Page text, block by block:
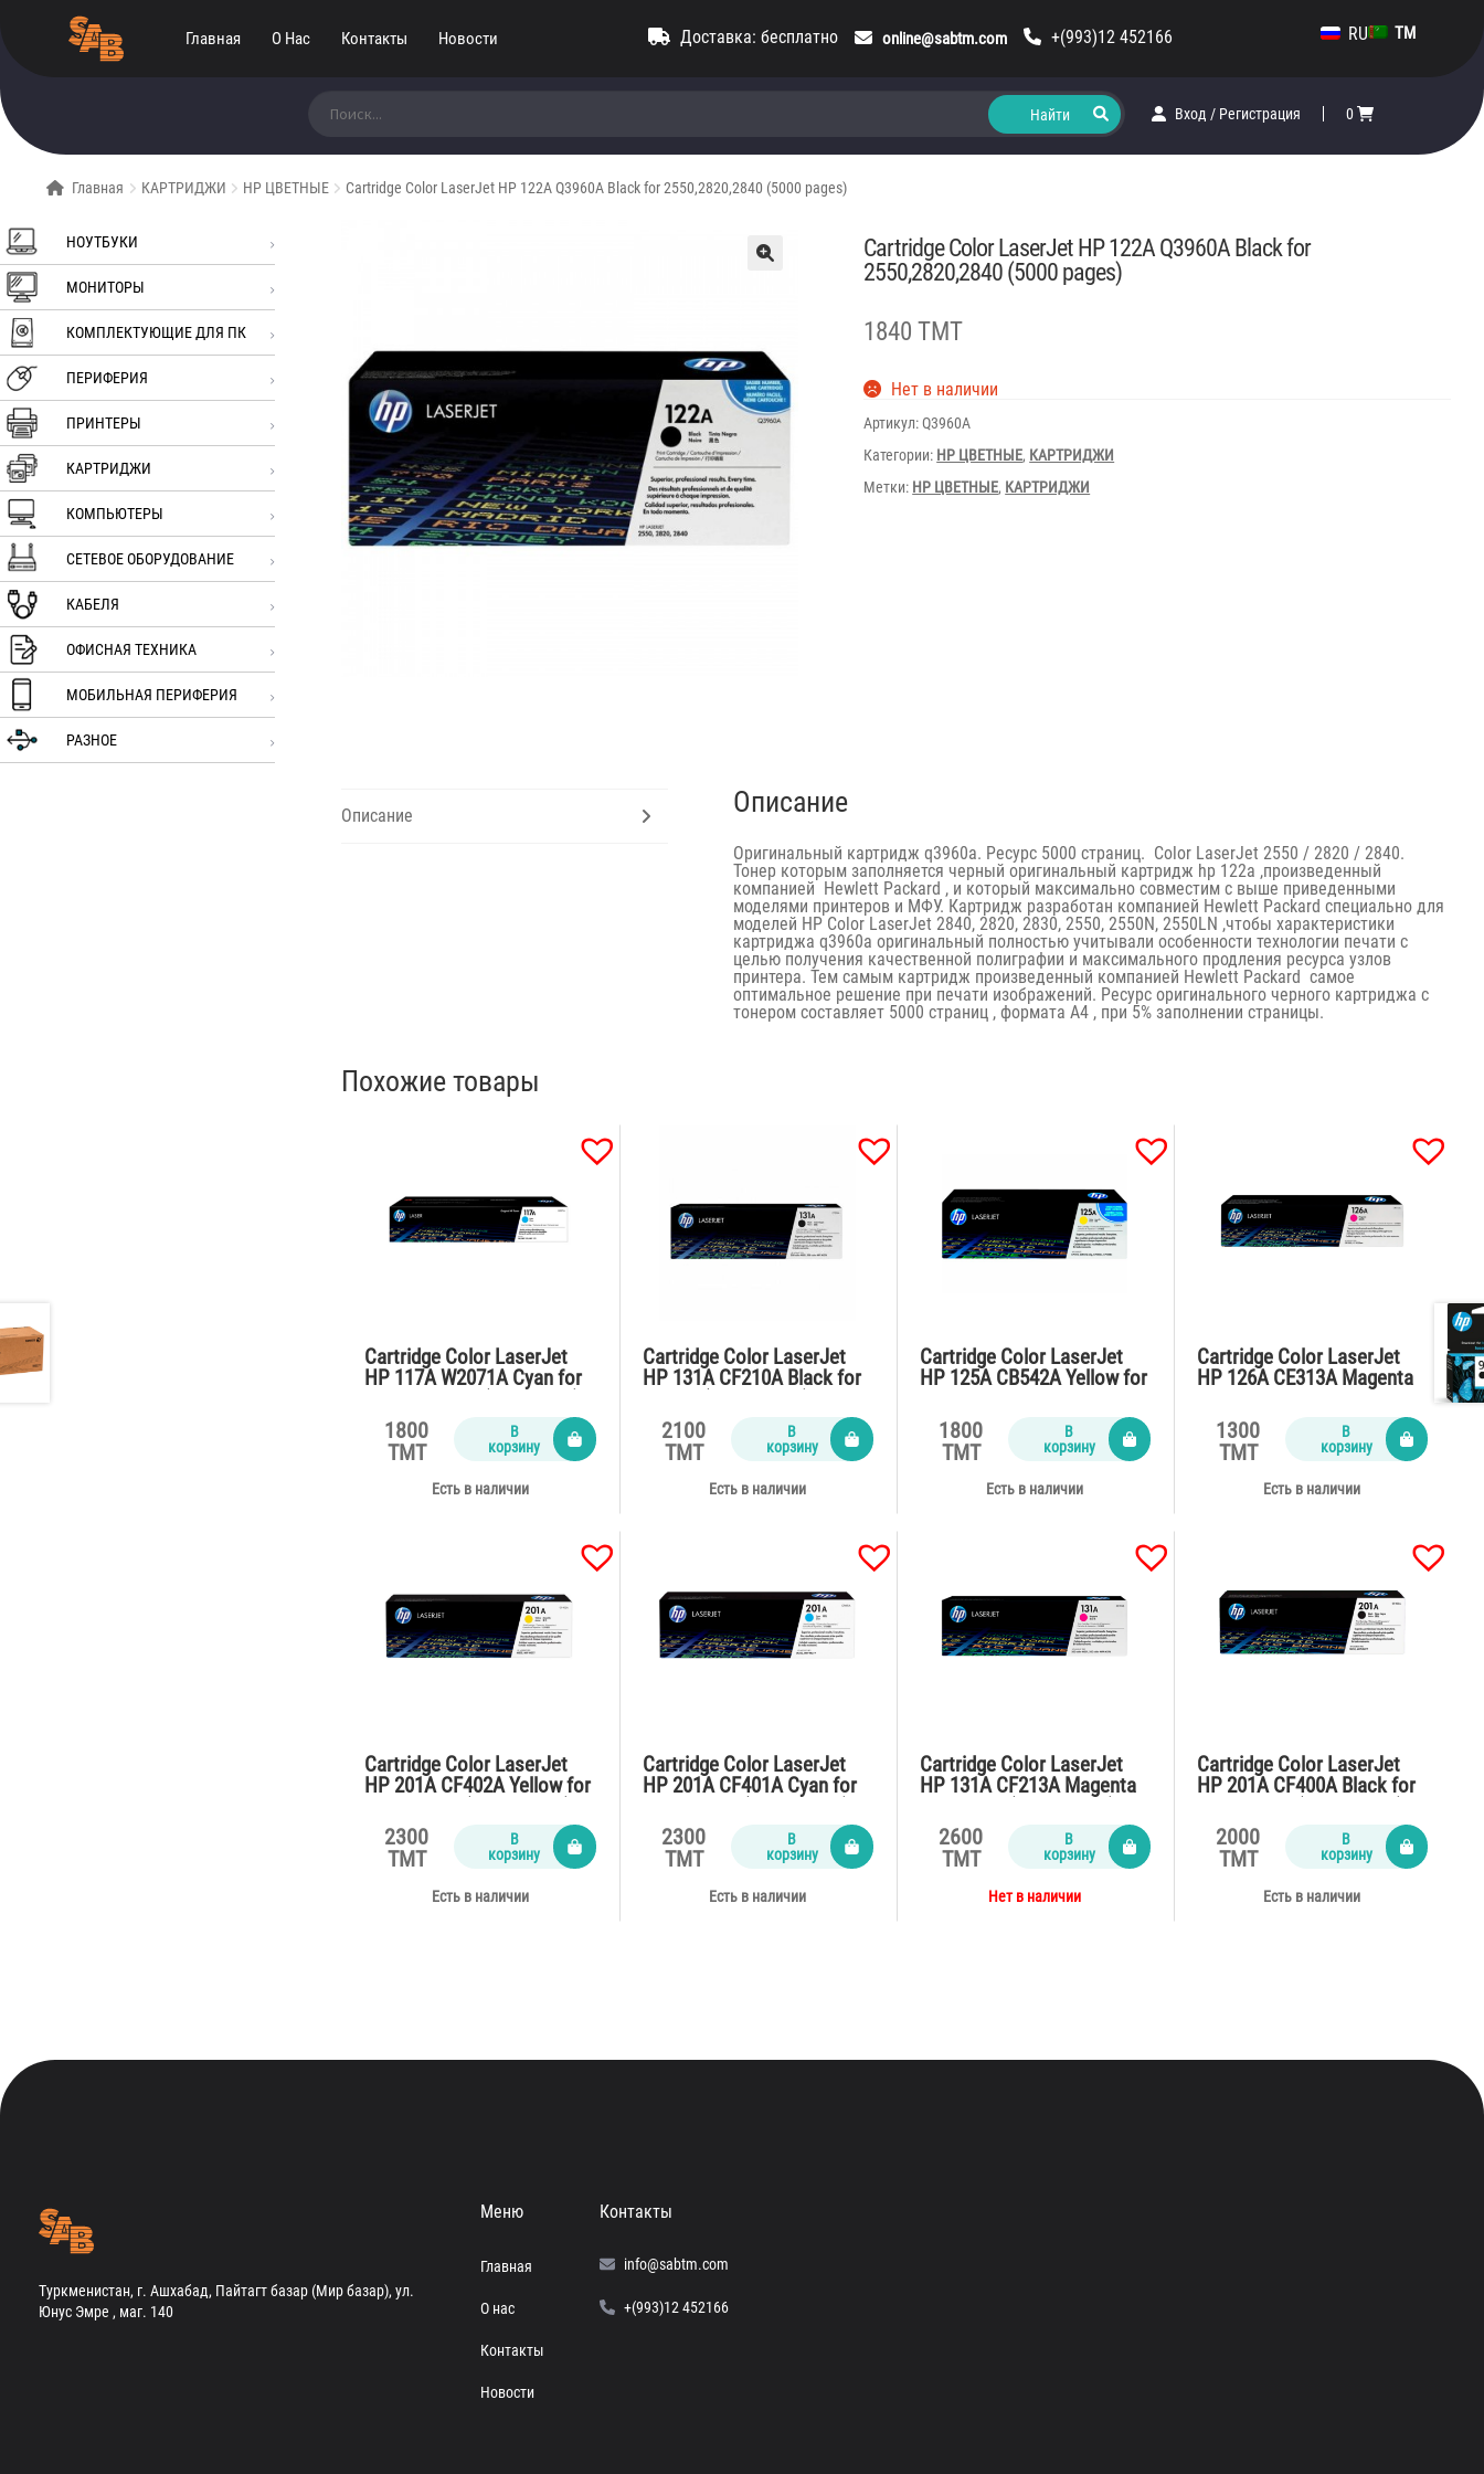
Главная О Нас Контакты Новости Доставка: бесплатно online@sabtm.com +(993)12 452166 RU TM
Вход / Регистрация 0
Главная КАРТРИДЖИ HP ЦВЕТНЫЕ Cartridge Color LaserJet HP 122A Q3960A Black for 2550,2820,2840 (5000 pages)
НОУТБУКИ
МОНИТОРЫ
КОМПЛЕКТУЮЩИЕ ДЛЯ ПК
ПЕРИФЕРИЯ
ПРИНТЕРЫ
КАРТРИДЖИ
КОМПЬЮТЕРЫ
СЕТЕВОЕ ОБОРУДОВАНИЕ
КАБЕЛЯ
ОФИСНАЯ ТЕХНИКА
МОБИЛЬНАЯ ПЕРИФЕРИЯ
РАЗНОЕ
Cartridge Color LaserJet HP 122A Q3960A Black for
2550,2820,2840 (5000 pages)
1840 TMT
Нет в наличии
Артикул:Q3960A
Категории: HP ЦВЕТНЫЕ, КАРТРИДЖИ
Метки: HP ЦВЕТНЫЕ, КАРТРИДЖИ
Описание Описание
Оригинальный картридж q3960a. Ресурс 5000 страниц. Color LaserJet 2550 / 2820 / 2840.
Тонер которым заполняется черный оригинальный картридж hp 122a ,произведенный
компанией Hewlett Packard , и который максимально совместим с выше приведенными
моделями принтеров и МФУ. Картридж разработан компанией Hewlett Packard специально для
моделей HP Color LaserJet 2840, 2820, 2830, 2550, 2550N, 2550LN ,чтобы характеристики
картриджа q3960a оригинальный полностью учитывали особенности технологии печати с
целью получения качественной полиграфии и максимального продления ресурса узлов
принтера. Тем самым картридж произведенный компанией Hewlett Packard самое
оптимальное решение при печати изображений. Ресурс оригинального черного картриджа с
тонером составляет 5000 страниц , формата А4 , при 5% заполнении страницы.
Похожие товары
Cartridge Color LaserJet
HP 117A W2071A Cyan for
1800
TMT
В
корзину
Есть в наличии
Cartridge Color LaserJet
HP 131A CF210A Black for
2100
TMT
В
корзину
Есть в наличии
Cartridge Color LaserJet
HP 125A CB542A Yellow for
(1400 pages)
1800
TMT
В
корзину
Есть в наличии
Cartridge Color LaserJet
HP 126A CE313A Magenta
(1000 pages)
1300
TMT
В
корзину
Есть в наличии
Cartridge Color LaserJet
HP 201A CF402A Yellow for
2300
TMT
В
корзину
Есть в наличии
Cartridge Color LaserJet
HP 201A CF401A Cyan for
2300
TMT
В
корзину
Есть в наличии
Cartridge Color LaserJet
HP 131A CF213A Magenta
2600
TMT
В
корзину
Нет в наличии
Cartridge Color LaserJet
HP 201A CF400A Black for
2000
TMT
В
корзину
Есть в наличии
Туркменистан, г. Ашхабад, Пайтагт базар (Мир базар), ул.
Юнус Эмре , маг. 140
Меню
Главная
О нас
Контакты
Новости
Контакты
info@sabtm.com
+(993)12 452166